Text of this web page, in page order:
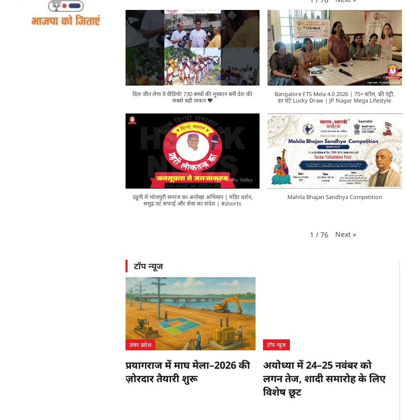
दिल जीत लेगा ये वीडियो! 730 बच्चों की मुस्कान बनी देश की
सबसे बड़ी ताकत ❤️
Bangalore FTS Mela 4.0 2026 | 75+ स्टॉल, फ्री एंट्री,
हर घंटे Lucky Draw | JP Nagar Mega Lifestyle
उडुपी में भोजपुरी समाज का अनोखा अभियान | मंदिर दर्शन,
समुद्र तट सफाई और सेवा का संदेश | #shorts
Mahila Bhajan Sandhya Competition
1 / 76 Next »
टॉप न्यूज
उत्तर प्रदेश
प्रयागराज में माघ मेला–2026 की
ज़ोरदार तैयारी शुरू
टॉप न्यूज
अयोध्या में 24–25 नवंबर को
लगन तेज, शादी समारोह के लिए
विशेष छूट